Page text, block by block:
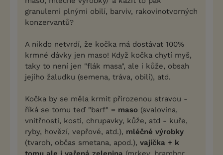
granulemi plnými obilí, barviv, rakovinotvorných
konzervantů?
A nikdo netvrdí, že kočka má dostávat 100%
krmné dávky jen maso! Když kočka chytí myš,
taky to není jen "flák masa", ale i kůže, obsah
jejího žaludku (semena, tráva, obilí), atd.
Kočka by se měla krmit přirozenou stravou -
říká se tomu teď "barf" = maso (svalovina,
vnitřnosti, kosti, chrupavky, kůže, atd - kuře,
ryby, hovězí, vepřové, atd.), mléčné výrobky
(tvaroh, občas smetana, apod.), vajíčka + k